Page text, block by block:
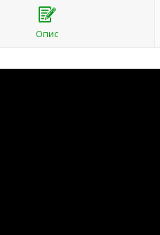
Опис